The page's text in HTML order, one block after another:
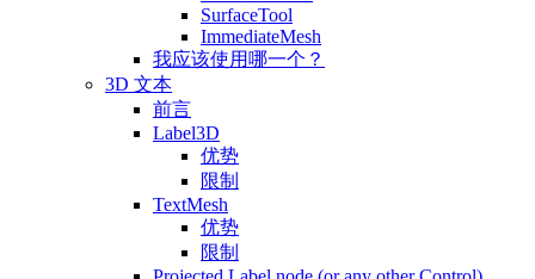
SurfaceTool
ImmediateMesh
我应该使用哪一个？
3D 文本
前言
Label3D
优势
限制
TextMesh
优势
限制